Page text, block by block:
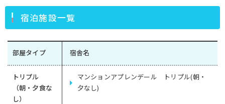
宿泊施設一覧
部屋タイプ 宿舎名
トリプル
（朝・夕食な
し）
マンションアプレンデール トリプル(朝・
夕なし)